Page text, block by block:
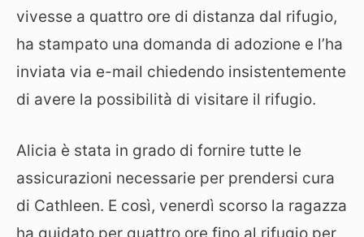
vivesse a quattro ore di distanza dal rifugio,
ha stampato una domanda di adozione e l’ha
inviata via e-mail chiedendo insistentemente
di avere la possibilità di visitare il rifugio.
Alicia è stata in grado di fornire tutte le
assicurazioni necessarie per prendersi cura
di Cathleen. E così, venerdì scorso la ragazza
ha guidato per quattro ore fino al rifugio per